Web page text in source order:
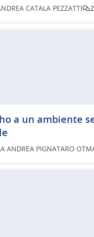
CATALA PEZZATTI 2
a un ambiente
ANDREA PIGNATARO